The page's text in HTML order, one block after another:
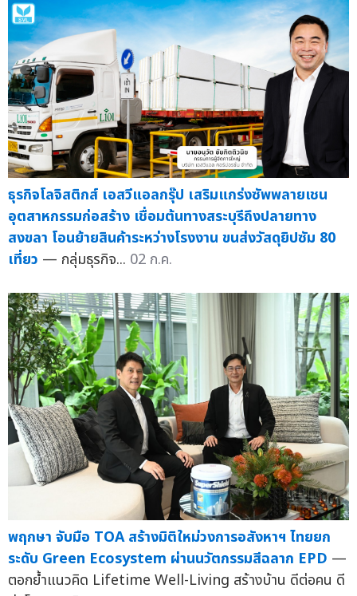
ธุรกิจโลจิสติกส์ เอสวีแอลกรุ๊ป เสริมแกร่งซัพพลายเชน
อุตสาหกรรมก่อสร้าง เชื่อมต้นทางสระบุรีถึงปลายทาง
สงขลา โอนย้ายสินค้าระหว่างโรงงาน ขนส่งวัสดุยิปซัม 80
เที่ยว — กลุ่มธุรกิจ... 02 ก.ค.
พฤกษา จับมือ TOA สร้างมิติใหม่วงการอสังหาฯ ไทยยก
ระดับ Green Ecosystem ผ่านนวัตกรรมสีฉลาก EPD —
ตอกย้ำแนวคิด Lifetime Well-Living สร้างบ้าน ดีต่อคน ดี